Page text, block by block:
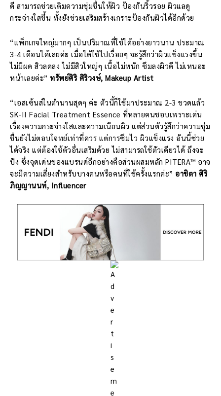
ดี สามารถช่วยเติมความชุ่มชื่นให้ผิว ป้องกันริ้วรอย ผิวแลดู
กระจ่างใสขึ้น ทั้งยังช่วยเสริมสร้างเกราะป้องกันผิวได้อีกด้วย
“แพ็กเกจใหญ่มากๆ เป็นปริมาณที่ใช้ได้อย่างยาวนาน ประมาณ
3-4 เดือนได้เลยค่ะ เมื่อได้ใช้ไปเรื่อยๆ จะรู้สึกว่าผิวแข็งแรงขึ้น
ไม่มีผด สิวลดลง ไม่มีสิวใหญ่ๆ เนื้อไม่หนัก ซึมลงผิวดี ไม่เหนอะ
หน้าเลยค่ะ” ทรัพย์ศิริ ศิริวงษ์, Makeup Artist
“เอสเซ้นส์ในตำนานสุดๆ ค่ะ ตัวนี้ก็ใช้มาประมาณ 2-3 ขวดแล้ว
SK-II Facial Treatment Essence ที่หลายคนชอบเพราะเด่น
เรื่องความกระจ่างใสและความเนียนผิว แต่ส่วนตัวรู้สึกว่าความชุ่ม
ชื่นยังไม่ตอบโจทย์เท่าที่ควร แต่การซึมไว ผิวแข็งแรง อันนี้ช่วย
ได้จริง แต่ต้องใช้ตัวอื่นเสริมด้วย ไม่สามารถใช้ตัวเดียวได้ ถึงจะ
ปัง ซึ่งจุดเด่นของแบรนด์อีกอย่างคือส่วนผสมหลัก PITERA™ อาจ
จะมีความเสี่ยงสำหรับบางคนหรือคนที่ใช้ครั้งแรกค่ะ” อาชิตา ศิริ
ภิญญานนท์, Influencer